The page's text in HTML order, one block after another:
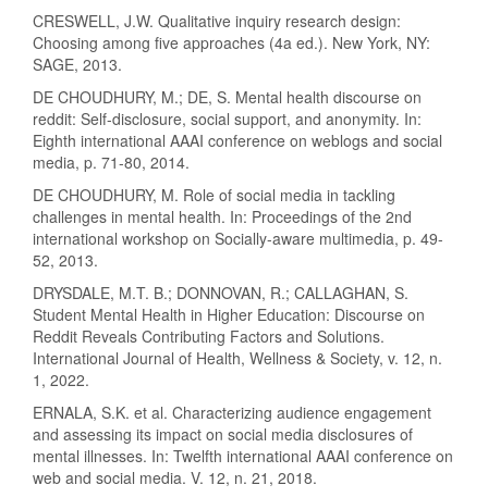
CRESWELL, J.W. Qualitative inquiry research design:
Choosing among five approaches (4a ed.). New York, NY:
SAGE, 2013.
DE CHOUDHURY, M.; DE, S. Mental health discourse on
reddit: Self-disclosure, social support, and anonymity. In:
Eighth international AAAI conference on weblogs and social
media, p. 71-80, 2014.
DE CHOUDHURY, M. Role of social media in tackling
challenges in mental health. In: Proceedings of the 2nd
international workshop on Socially-aware multimedia, p. 49-
52, 2013.
DRYSDALE, M.T. B.; DONNOVAN, R.; CALLAGHAN, S.
Student Mental Health in Higher Education: Discourse on
Reddit Reveals Contributing Factors and Solutions.
International Journal of Health, Wellness & Society, v. 12, n.
1, 2022.
ERNALA, S.K. et al. Characterizing audience engagement
and assessing its impact on social media disclosures of
mental illnesses. In: Twelfth international AAAI conference on
web and social media. V. 12, n. 21, 2018.